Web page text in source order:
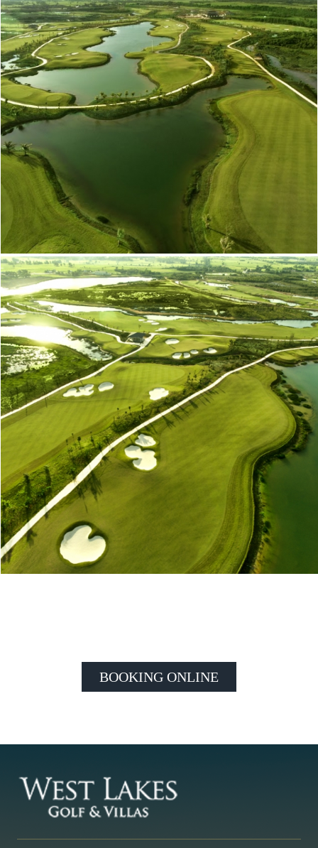
BOOKING ONLINE